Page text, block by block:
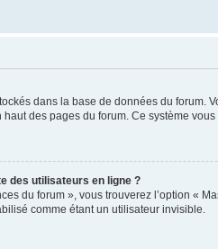
dans la base de données du
des pages du forum. Ce système
des utilisateurs en ligne ?
du forum », vous trouverez l’option «
comme étant un utilisateur invisible.